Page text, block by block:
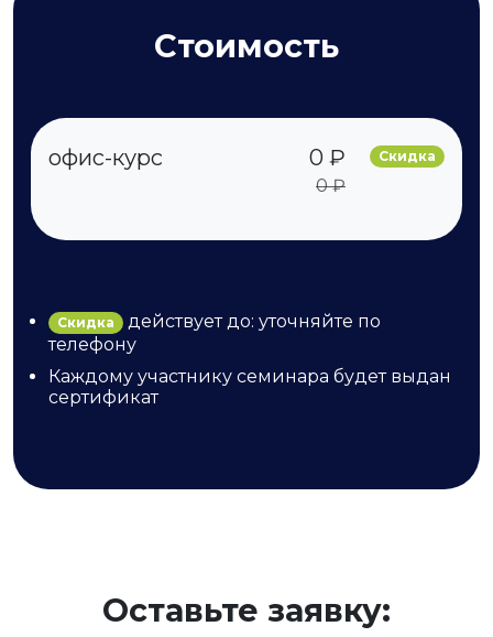
Стоимость
офис-курс 0 ₽
0 ₽
Скидка
Скидка действует до: уточняйте по
телефону
Каждому участнику семинара будет выдан
сертификат
Оставьте заявку: